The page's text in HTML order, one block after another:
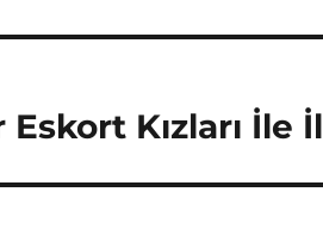
Eskort Kızları İle